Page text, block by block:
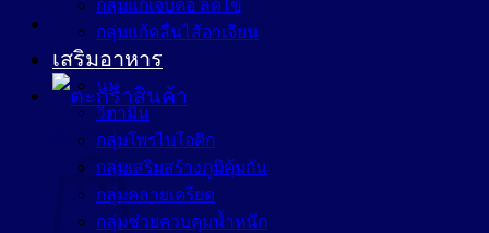
ตะกร้าสินค้า
กลุ่มแก้เจ็บคอ ลดไข้
กลุ่มแก้คลื่นไส้อาเจียน
เสริมอาหาร
นม
วิตามิน
กลุ่มโพรไบโอติก
กลุ่มเสริมสร้างภูมิคุ้มกัน
กลุ่มคลายเครียด
กลุ่มช่วยควบคุมน้ำหนัก